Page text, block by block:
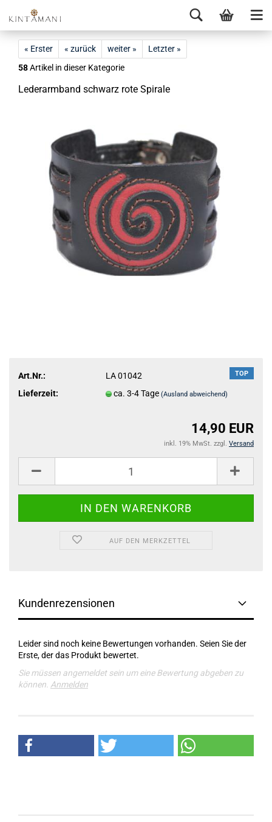
« Erster « zurück weiter »
Letzter »
58Artikel in dieser Kategorie
Le­der­arm­band schwarz rote Spi­ra­le
TOP
Art.Nr.:
LA 01042
Lieferzeit:
ca. 3-4 Tage(Ausland abweichend)
14,90 EUR
inkl. 19% MwSt. zzgl. Versand
AUF DEN MERKZETTEL
Kundenrezensionen
Leider sind noch keine Bewertungen vorhanden. Seien Sie der
Erste, der das Produkt bewertet.
Sie müssen angemeldet sein um eine Bewertung abgeben zu
können. Anmelden